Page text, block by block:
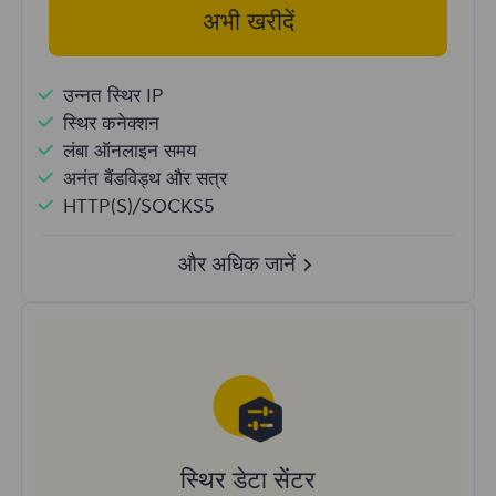
अभी खरीदें
उन्नत स्थिर IP
स्थिर कनेक्शन
लंबा ऑनलाइन समय
अनंत बैंडविड्थ और सत्र
HTTP(S)/SOCKS5
और अधिक जानें
स्थिर डेटा सेंटर